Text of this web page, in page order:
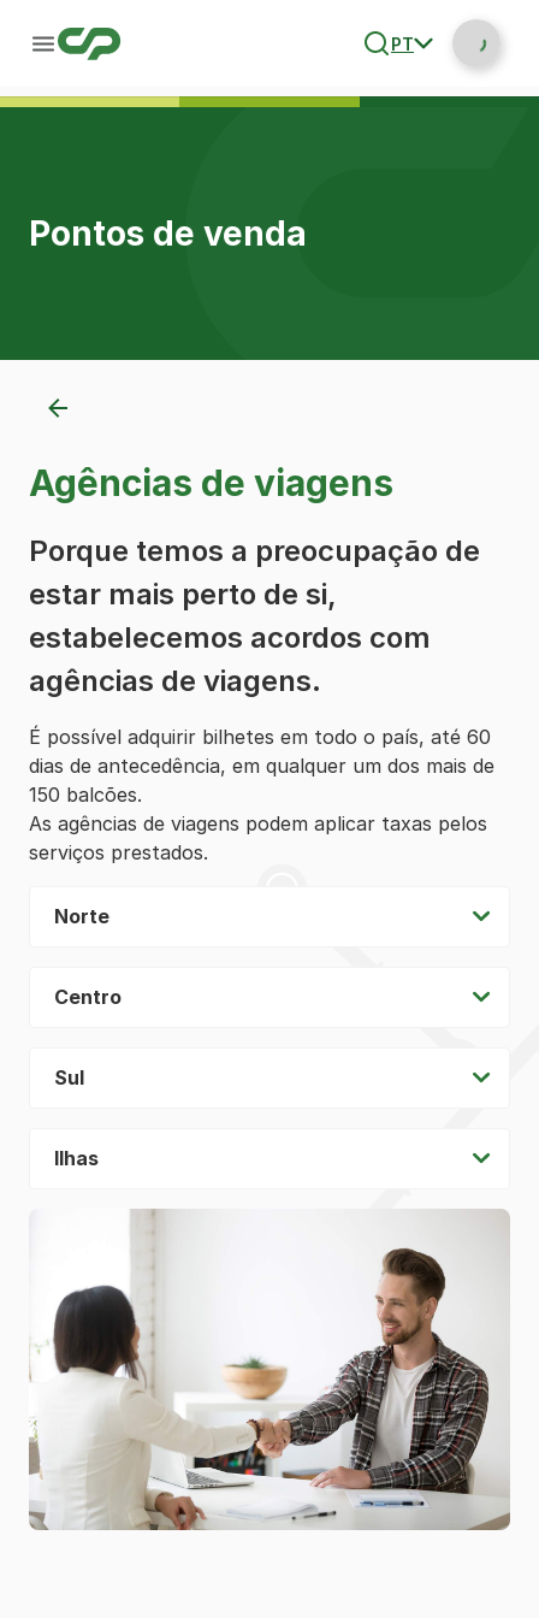
PT
Pontos de venda
Agências de viagens
Porque temos a preocupação de
estar mais perto de si,
estabelecemos acordos com
agências de viagens.
É possível adquirir bilhetes em todo o país, até 60
dias de antecedência, em qualquer um dos mais de
150 balcões.
As agências de viagens podem aplicar taxas pelos
serviços prestados.
Norte
Centro
Sul
Ilhas